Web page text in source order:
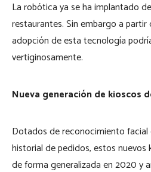
La robótica ya se ha implantado
restaurantes. Sin embargo a
adopción de esta tecnología
vertiginosamente.
Nueva generación de kioscos
Dotados de reconocimiento
historial de pedidos, estos nuevos
de forma generalizada en 2020 y